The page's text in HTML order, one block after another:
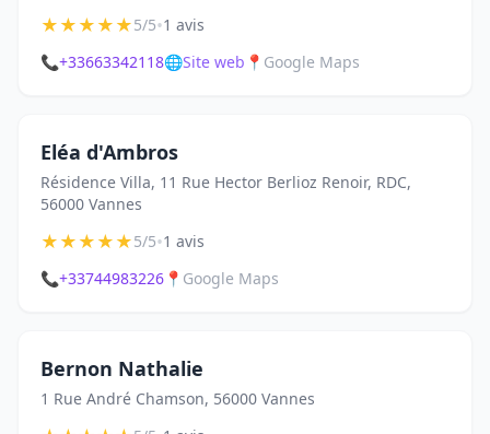
★★★★★5/5•1 avis
📞+33663342118🌐Site web 📍 Google Maps
Eléa d'Ambros
Résidence Villa, 11 Rue Hector Berlioz Renoir, RDC,
56000 Vannes
★★★★★5/5•1 avis
📞+33744983226 📍 Google Maps
Bernon Nathalie
1 Rue André Chamson, 56000 Vannes